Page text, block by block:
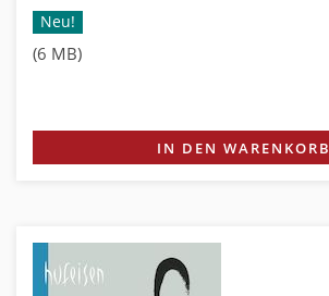
Neu!
(6 MB)
IN DEN WARENKORB